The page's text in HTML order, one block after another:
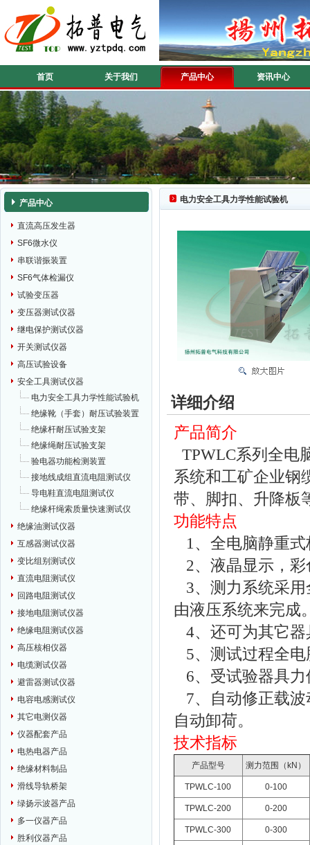
首页 关于我们 产品中心 资讯中心
产品中心
直流高压发生器
SF6微水仪
串联谐振装置
SF6气体检漏仪
试验变压器
变压器测试仪器
继电保护测试仪器
开关测试仪器
高压试验设备
安全工具测试仪器
电力安全工具力学性能试验机
绝缘靴（手套）耐压试验装置
绝缘杆耐压试验支架
绝缘绳耐压试验支架
验电器功能检测装置
接地线成组直流电阻测试仪
导电鞋直流电阻测试仪
绝缘杆绳索质量快速测试仪
绝缘油测试仪器
互感器测试仪器
变比组别测试仪
直流电阻测试仪
回路电阻测试仪
接地电阻测试仪器
绝缘电阻测试仪器
高压核相仪器
电缆测试仪器
避雷器测试仪器
电容电感测试仪
其它电测仪器
仪器配套产品
电热电器产品
绝缘材料制品
滑线导轨桥架
绿扬示波器产品
多一仪器产品
胜利仪器产品
电力安全工具力学性能试验机
详细介绍
产品简介
TPWLC系列全电
系统和工矿企业钢
带、脚扣、升降板
功能特点
1 、全电脑静重
2、液晶显示，
3、测力系统采
由液压系统来完成
4、还可为其它
5、测试过程全
6、受试验器具
7、自动修正载
自动卸荷。
技术指标
产品型号 测力范围（kN）
TPWLC-100 0-100
TPWLC-200 0-200
TPWLC-300 0-300